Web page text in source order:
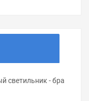
светильник - бра